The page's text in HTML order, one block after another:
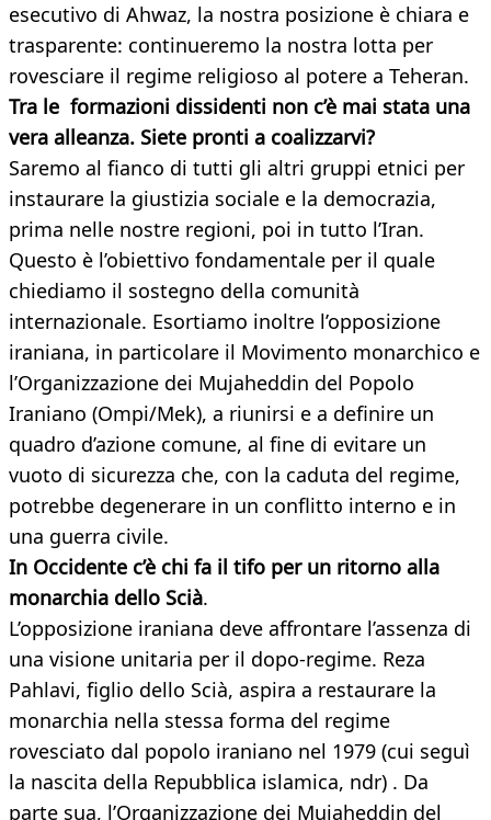
esecutivo di Ahwaz, la nostra posizione è chiara e
trasparente: continueremo la nostra lotta per
rovesciare il regime religioso al potere a Teheran.
Tra le formazioni dissidenti non c’è mai stata una
vera alleanza. Siete pronti a coalizzarvi?
Saremo al fianco di tutti gli altri gruppi etnici per
instaurare la giustizia sociale e la democrazia,
prima nelle nostre regioni, poi in tutto l’Iran.
Questo è l’obiettivo fondamentale per il quale
chiediamo il sostegno della comunità
internazionale. Esortiamo inoltre l’opposizione
iraniana, in particolare il Movimento monarchico e
l’Organizzazione dei Mujaheddin del Popolo
Iraniano (Ompi/Mek), a riunirsi e a definire un
quadro d’azione comune, al fine di evitare un
vuoto di sicurezza che, con la caduta del regime,
potrebbe degenerare in un conflitto interno e in
una guerra civile.
In Occidente c’è chi fa il tifo per un ritorno alla
monarchia dello Scià.
L’opposizione iraniana deve affrontare l’assenza di
una visione unitaria per il dopo-regime. Reza
Pahlavi, figlio dello Scià, aspira a restaurare la
monarchia nella stessa forma del regime
rovesciato dal popolo iraniano nel 1979 (cui seguì
la nascita della Repubblica islamica, ndr) . Da
parte sua, l’Organizzazione dei Mujaheddin del